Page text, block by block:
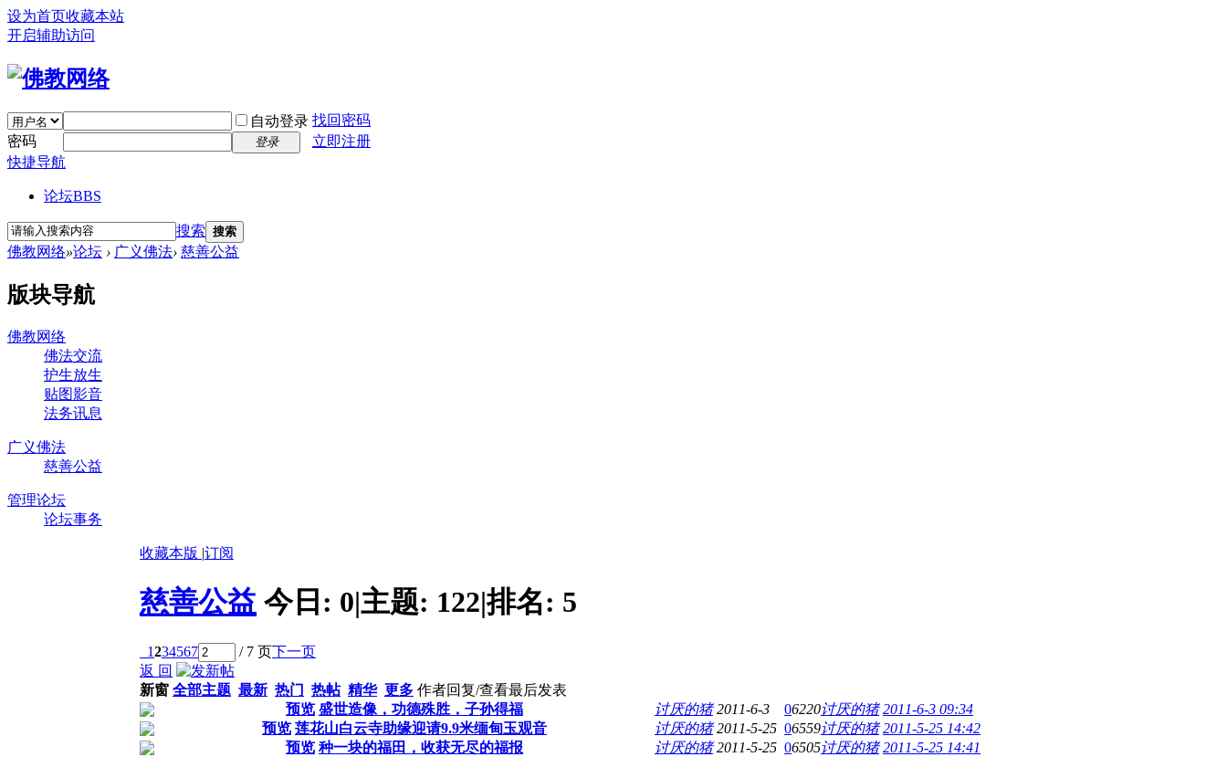
设为首页收藏本站
开启辅助访问
自动登录 找回密码
密码
登录
立即注册
快捷导航
论坛BBS
搜索 搜索
佛教网络»论坛 › 广义佛法› 慈善公益
版块导航
佛教网络
佛法交流
护生放生
贴图影音
法务讯息
广义佛法
慈善公益
管理论坛
论坛事务
收藏本版 |订阅
慈善公益 今日: 0|主题: 122|排名: 5
1234567 / 7 页下一页
返 回
新窗 全部主题 最新 热门 热帖 精华 更多 作者回复/查看最后发表
预览 盛世造像，功德殊胜，子孙得福 讨厌的猪 2011-6-3 06220讨厌的猪 2011-6-3 09:34
预览 莲花山白云寺助缘迎请9.9米缅甸玉观音 讨厌的猪 2011-5-25 06559讨厌的猪 2011-5-25 14:42
预览 种一块的福田，收获无尽的福报 讨厌的猪 2011-5-25 06505讨厌的猪 2011-5-25 14:41